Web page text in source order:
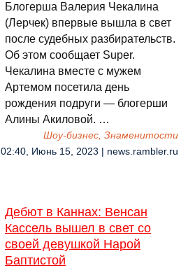
Блогерша Валерия Чекалина
(Лерчек) впервые вышла в свет
после судебных разбирательств.
Об этом сообщает Super.
Чекалина вместе с мужем
Артемом посетила день
рождения подруги — блогерши
Алины Акиловой. …
Шоу-бизнес, Знаменитости
02:40, Июнь 15, 2023 | news.rambler.ru
Дебют в Каннах: Венсан
Кассель вышел в свет со
своей девушкой Нарой
Баптистой